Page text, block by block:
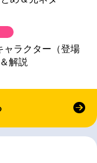
ャラクター（登場
解説